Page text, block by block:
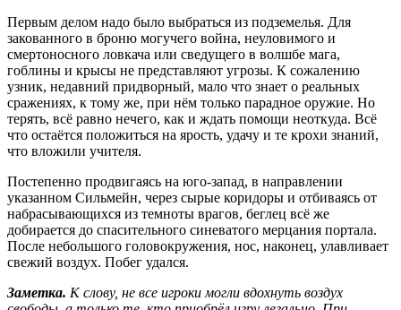
Первым делом надо было выбраться из подземелья. Для
закованного в броню могучего война, неуловимого и
смертоносного ловкача или сведущего в волшбе мага,
гоблины и крысы не представляют угрозы. К сожалению
узник, недавний придворный, мало что знает о реальных
сражениях, к тому же, при нём только парадное оружие. Но
терять, всё равно нечего, как и ждать помощи неоткуда. Всё
что остаётся положиться на ярость, удачу и те крохи знаний,
что вложили учителя.
Постепенно продвигаясь на юго-запад, в направлении
указанном Сильмейн, через сырые коридоры и отбиваясь от
набрасывающихся из темноты врагов, беглец всё же
добирается до спасительного синеватого мерцания портала.
После небольшого головокружения, нос, наконец, улавливает
свежий воздух. Побег удался.
Заметка. К слову, не все игроки могли вдохнуть воздух